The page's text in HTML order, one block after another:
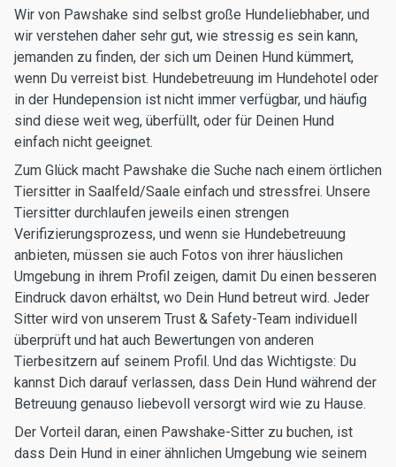
Wir von Pawshake sind selbst große Hundeliebhaber, und
wir verstehen daher sehr gut, wie stressig es sein kann,
jemanden zu finden, der sich um Deinen Hund kümmert,
wenn Du verreist bist. Hundebetreuung im Hundehotel oder
in der Hundepension ist nicht immer verfügbar, und häufig
sind diese weit weg, überfüllt, oder für Deinen Hund
einfach nicht geeignet.
Zum Glück macht Pawshake die Suche nach einem örtlichen
Tiersitter in Saalfeld/Saale einfach und stressfrei. Unsere
Tiersitter durchlaufen jeweils einen strengen
Verifizierungsprozess, und wenn sie Hundebetreuung
anbieten, müssen sie auch Fotos von ihrer häuslichen
Umgebung in ihrem Profil zeigen, damit Du einen besseren
Eindruck davon erhältst, wo Dein Hund betreut wird. Jeder
Sitter wird von unserem Trust & Safety-Team individuell
überprüft und hat auch Bewertungen von anderen
Tierbesitzern auf seinem Profil. Und das Wichtigste: Du
kannst Dich darauf verlassen, dass Dein Hund während der
Betreuung genauso liebevoll versorgt wird wie zu Hause.
Der Vorteil daran, einen Pawshake-Sitter zu buchen, ist
dass Dein Hund in einer ähnlichen Umgebung wie seinem